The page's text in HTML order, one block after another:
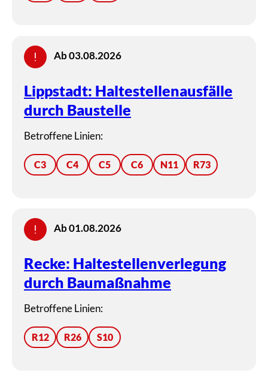
Ab 03.08.2026
Lippstadt: Haltestellenausfälle
durch Baustelle
Betroffene Linien:
C3 C4 C5 C6 N11 R73
Ab 01.08.2026
Recke: Haltestellenverlegung
durch Baumaßnahme
Betroffene Linien:
R12 R26 S10